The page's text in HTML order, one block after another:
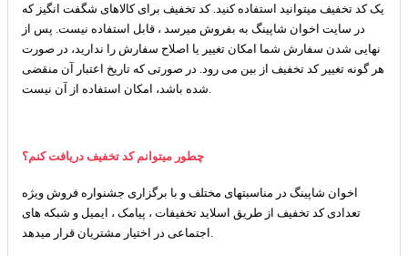
یک کد تخفیف میتوانید استفاده کنید. کد تخفیف برای کالاهای شگفت انگیز که
در سایت اخوان شاپینگ به بفروش میرسد ، قابل استفاده نیست. پس از
نهایی شدن سفارش شما امکان تغییر یا اصلاح سفارش را ندارید، در صورت
هر گونه تغییر کد تخفیف از بین می رود. در صورتی که تاریخ اعتبار آن منقضی
چطور میتوانم کد تخفیف دریافت کنم؟
اخوان شاپینگ در مناسبتهای مختلف و با برگزاری جشنواره فروش ویژه
تعدادی کد تخفیف از طریق اسلاید تخفیفات ، پیامک ، ایمیل و شبکه های